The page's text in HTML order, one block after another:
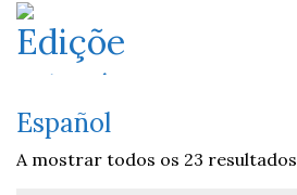
Español
A mostrar todos os 23 resultados